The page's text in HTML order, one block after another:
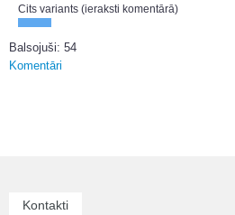
Cits variants (ieraksti komentārā)
Balsojuši: 54
Komentāri
Kontakti